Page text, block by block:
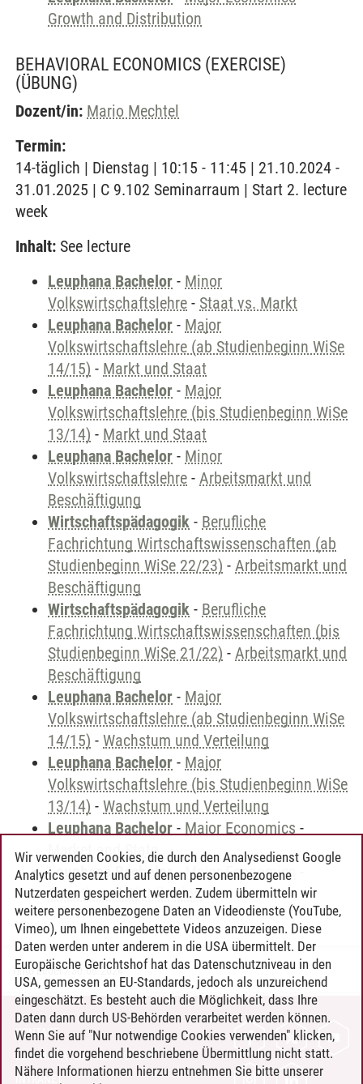
Growth and Distribution
BEHAVIORAL ECONOMICS (EXERCISE)
(ÜBUNG)
Dozent/in: Mario Mechtel
Termin:
14-täglich | Dienstag | 10:15 - 11:45 | 21.10.2024 -
31.01.2025 | C 9.102 Seminarraum | Start 2. lecture
week
Inhalt: See lecture
Leuphana Bachelor - Minor
Volkswirtschaftslehre - Staat vs. Markt
Leuphana Bachelor - Major
Volkswirtschaftslehre (ab Studienbeginn WiSe
14/15) - Markt und Staat
Leuphana Bachelor - Major
Volkswirtschaftslehre (bis Studienbeginn WiSe
13/14) - Markt und Staat
Leuphana Bachelor - Minor
Volkswirtschaftslehre - Arbeitsmarkt und
Beschäftigung
Wirtschaftspädagogik - Berufliche
Fachrichtung Wirtschaftswissenschaften (ab
Studienbeginn WiSe 22/23) - Arbeitsmarkt und
Beschäftigung
Wirtschaftspädagogik - Berufliche
Fachrichtung Wirtschaftswissenschaften (bis
Studienbeginn WiSe 21/22) - Arbeitsmarkt und
Beschäftigung
Leuphana Bachelor - Major
Volkswirtschaftslehre (ab Studienbeginn WiSe
14/15) - Wachstum und Verteilung
Leuphana Bachelor - Major
Volkswirtschaftslehre (bis Studienbeginn WiSe
13/14) - Wachstum und Verteilung
Leuphana Bachelor - Major Economics -
Market and State
Leuphana Bachelor-Major Economics
Growth and Distribution
Timo Leder/30.06.2024
KONTAKT
LEUPHANA ALS ARBEITGEBER
INTRANET
Wir verwenden Cookies, die durch den Analysedienst Google
Analytics gesetzt und auf denen personenbezogene
Nutzerdaten gespeichert werden. Zudem übermitteln wir
weitere personenbezogene Daten an Videodienste (YouTube,
Vimeo), um Ihnen eingebettete Videos anzuzeigen. Diese
Daten werden unter anderem in die USA übermittelt. Der
Europäische Gerichtshof hat das Datenschutzniveau in den
USA, gemessen an EU-Standards, jedoch als unzureichend
eingeschätzt. Es besteht auch die Möglichkeit, dass Ihre
Daten dann durch US-Behörden verarbeitet werden können.
Wenn Sie auf "Nur notwendige Cookies verwenden" klicken,
findet die vorgehend beschriebene Übermittlung nicht statt.
Nähere Informationen hierzu entnehmen Sie bitte unserer